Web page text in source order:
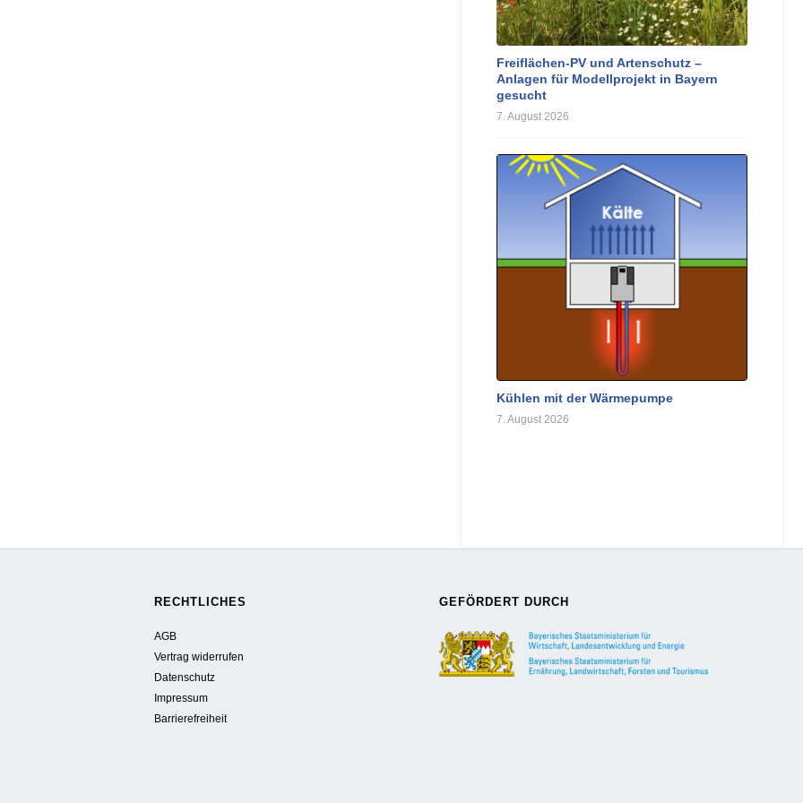
Freiflächen-PV und Artenschutz –
Anlagen für Modellprojekt in Bayern
gesucht
7. August 2026
Kühlen mit der Wärmepumpe
7. August 2026
RECHTLICHES
AGB
Vertrag widerrufen
Datenschutz
Impressum
Barrierefreiheit
GEFÖRDERT DURCH